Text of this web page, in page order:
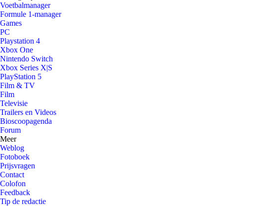
Voetbalmanager
Formule 1-manager
Games
PC
Playstation 4
Xbox One
Nintendo Switch
Xbox Series X|S
PlayStation 5
Film & TV
Film
Televisie
Trailers en Videos
Bioscoopagenda
Forum
Meer
Weblog
Fotoboek
Prijsvragen
Contact
Colofon
Feedback
Tip de redactie